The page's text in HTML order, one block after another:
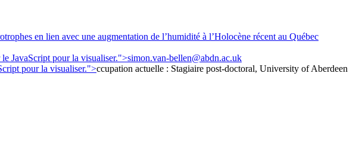
en lien avec une augmentation de l’humidité à l’Holocène récent au Québec
JavaScript pour la visualiser.">simon.van-bellen@abdn.ac.uk
pour la visualiser.">ccupation actuelle : Stagiaire post-doctoral, University of Aberdeen